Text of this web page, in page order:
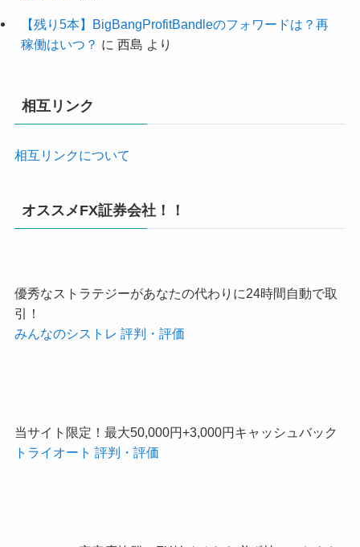
【残り5本】BigBangProfitBandleのフォワードは？再
稼働はいつ？ に 西島 より
相互リンク
相互リンクについて
オススメFX証券会社！！